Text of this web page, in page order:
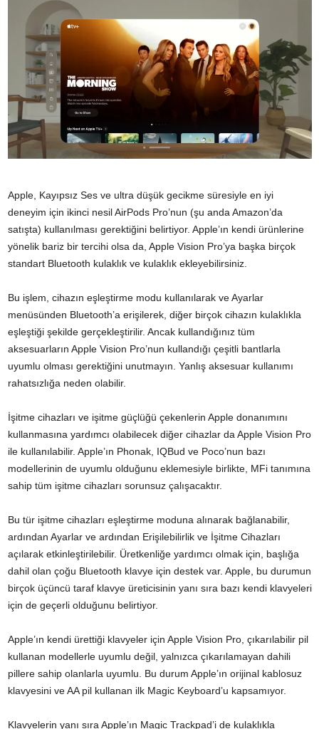
Apple, Kayıpsız Ses ve ultra düşük gecikme süresiyle en iyi
deneyim için ikinci nesil AirPods Pro’nun (şu anda Amazon’da
satışta) kullanılması gerektiğini belirtiyor. Apple’ın kendi ürünlerine
yönelik bariz bir tercihi olsa da, Apple Vision Pro’ya başka birçok
standart Bluetooth kulaklık ve kulaklık ekleyebilirsiniz.
Bu işlem, cihazın eşleştirme modu kullanılarak ve Ayarlar
menüsünden Bluetooth’a erişilerek, diğer birçok cihazın kulaklıkla
eşleştiği şekilde gerçekleştirilir. Ancak kullandığınız tüm
aksesuarların Apple Vision Pro’nun kullandığı çeşitli bantlarla
uyumlu olması gerektiğini unutmayın. Yanlış aksesuar kullanımı
rahatsızlığa neden olabilir.
İşitme cihazları ve işitme güçlüğü çekenlerin Apple donanımını
kullanmasına yardımcı olabilecek diğer cihazlar da Apple Vision Pro
ile kullanılabilir. Apple’ın Phonak, IQBud ve Poco’nun bazı
modellerinin de uyumlu olduğunu eklemesiyle birlikte, MFi tanımına
sahip tüm işitme cihazları sorunsuz çalışacaktır.
Bu tür işitme cihazları eşleştirme moduna alınarak bağlanabilir,
ardından Ayarlar ve ardından Erişilebilirlik ve İşitme Cihazları
açılarak etkinleştirilebilir. Üretkenliğe yardımcı olmak için, başlığa
dahil olan çoğu Bluetooth klavye için destek var. Apple, bu durumun
birçok üçüncü taraf klavye üreticisinin yanı sıra bazı kendi klavyeleri
için de geçerli olduğunu belirtiyor.
Apple’ın kendi ürettiği klavyeler için Apple Vision Pro, çıkarılabilir pil
kullanan modellerle uyumlu değil, yalnızca çıkarılamayan dahili
pillere sahip olanlarla uyumlu. Bu durum Apple’ın orijinal kablosuz
klavyesini ve AA pil kullanan ilk Magic Keyboard’u kapsamıyor.
Klavyelerin yanı sıra Apple’ın Magic Trackpad’i de kulaklıkla